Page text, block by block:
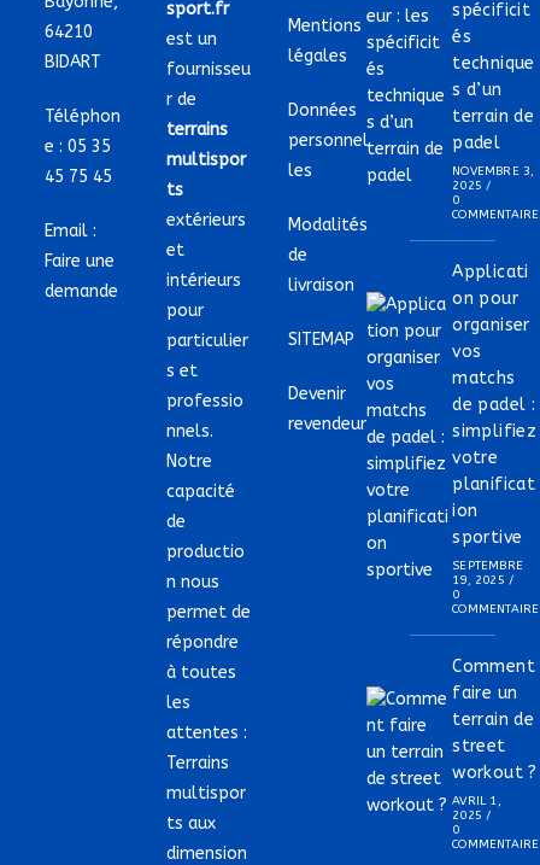
64210
BIDART
Téléphon
e :05 35
45 75 45
Email :
Faire une
demande
sport.fr
est un
fournisseu
r de
terrains
multispor
ts
extérieurs
et
intérieurs
pour
particulier
s et
professio
nnels.
Notre
capacité
de
productio
n nous
permet de
répondre
à toutes
les
attentes :
Terrains
multispor
ts aux
dimension
Mentions
légales
Données
personnel
les
Modalités
de
livraison
SITEMAP
Devenir
revendeur
spécificit
és
technique
s d’un
terrain de
padel
NOVEMBRE 3,
2025 /
0
COMMENTAIRE
Applicati
on pour
organiser
vos
matchs
de padel :
simplifiez
votre
planificat
ion
sportive
SEPTEMBRE
19, 2025 /
0
COMMENTAIRE
Comment
faire un
terrain de
street
workout ?
AVRIL 1,
2025 /
0
COMMENTAIRE